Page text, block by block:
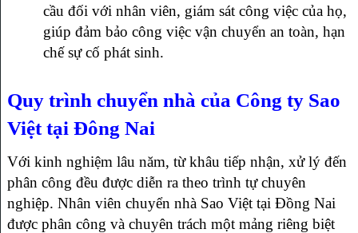
cầu đối với nhân viên, giám sát công việc của họ,
giúp đảm bảo công việc vận chuyển an toàn, hạn
chế sự cố phát sinh.
Quy trình chuyển nhà của Công ty Sao
Việt tại Đông Nai
Với kinh nghiệm lâu năm, từ khâu tiếp nhận, xử lý đến
phân công đều được diễn ra theo trình tự chuyên
nghiệp. Nhân viên chuyển nhà Sao Việt tại Đồng Nai
được phân công và chuyên trách một mảng riêng biệt